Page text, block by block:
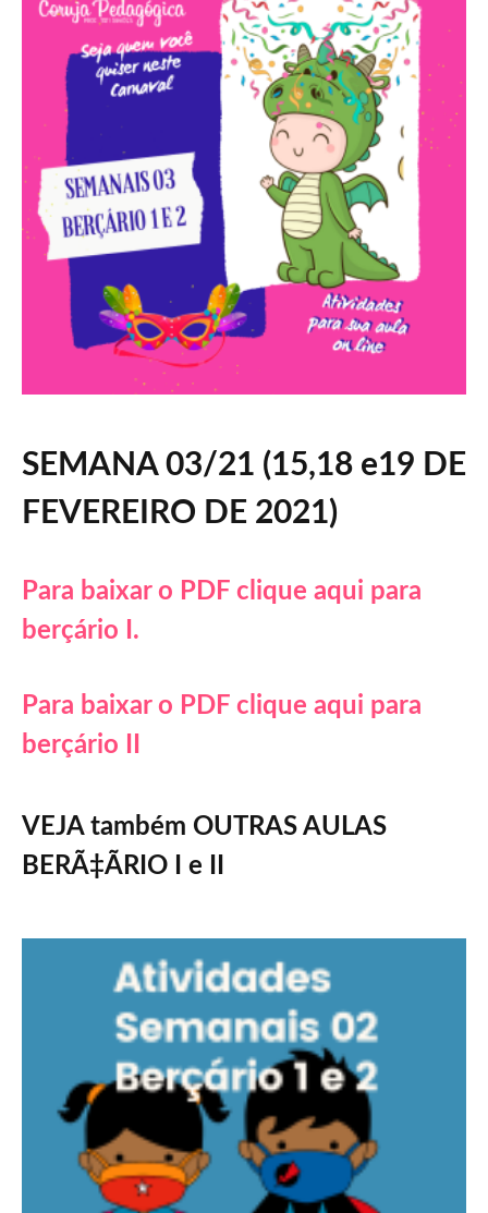
SEMANA 03/21 (15,18 e19 DE
FEVEREIRO DE 2021)
Para baixar o PDF clique aqui para
berçário I.
Para baixar o PDF clique aqui para
berçário II
VEJA também OUTRAS AULAS
BERÃ‡ÃRIO I e II